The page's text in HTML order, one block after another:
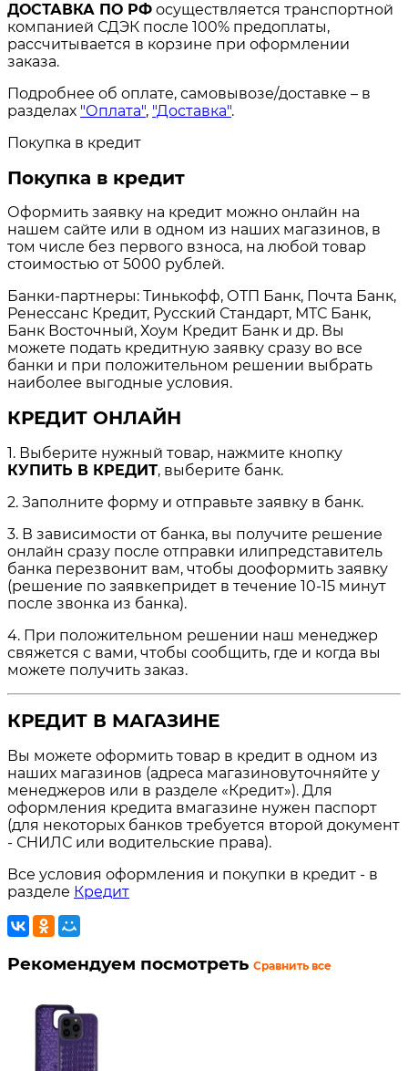
ДОСТАВКА ПО РФ осуществляется транспортной
компанией СДЭК после 100% предоплаты,
рассчитывается в корзине при оформлении
заказа.
Подробнее об оплате, самовывозе/доставке – в
разделах "Оплата", "Доставка".
Покупка в кредит
Покупка в кредит
Оформить заявку на кредит можно онлайн на
нашем сайте или в одном из наших магазинов, в
том числе без первого взноса, на любой товар
стоимостью от 5000 рублей.
Банки-партнеры: Тинькофф, ОТП Банк, Почта Банк,
Ренессанс Кредит, Русский Стандарт, МТС Банк,
Банк Восточный, Хоум Кредит Банк и др. Вы
можете подать кредитную заявку сразу во все
банки и при положительном решении выбрать
наиболее выгодные условия.
КРЕДИТ ОНЛАЙН
1. Выберите нужный товар, нажмите кнопку
КУПИТЬ В КРЕДИТ, выберите банк.
2. Заполните форму и отправьте заявку в банк.
3. В зависимости от банка, вы получите решение
онлайн сразу после отправки илипредставитель
банка перезвонит вам, чтобы дооформить заявку
(решение по заявкепридет в течение 10-15 минут
после звонка из банка).
4. При положительном решении наш менеджер
свяжется с вами, чтобы сообщить, где и когда вы
можете получить заказ.
КРЕДИТ В МАГАЗИНЕ
Вы можете оформить товар в кредит в одном из
наших магазинов (адреса магазиновуточняйте у
менеджеров или в разделе «Кредит»). Для
оформления кредита вмагазине нужен паспорт
(для некоторых банков требуется второй документ
- СНИЛС или водительские права).
Все условия оформления и покупки в кредит - в
разделе Кредит
Рекомендуем посмотреть Сравнить все